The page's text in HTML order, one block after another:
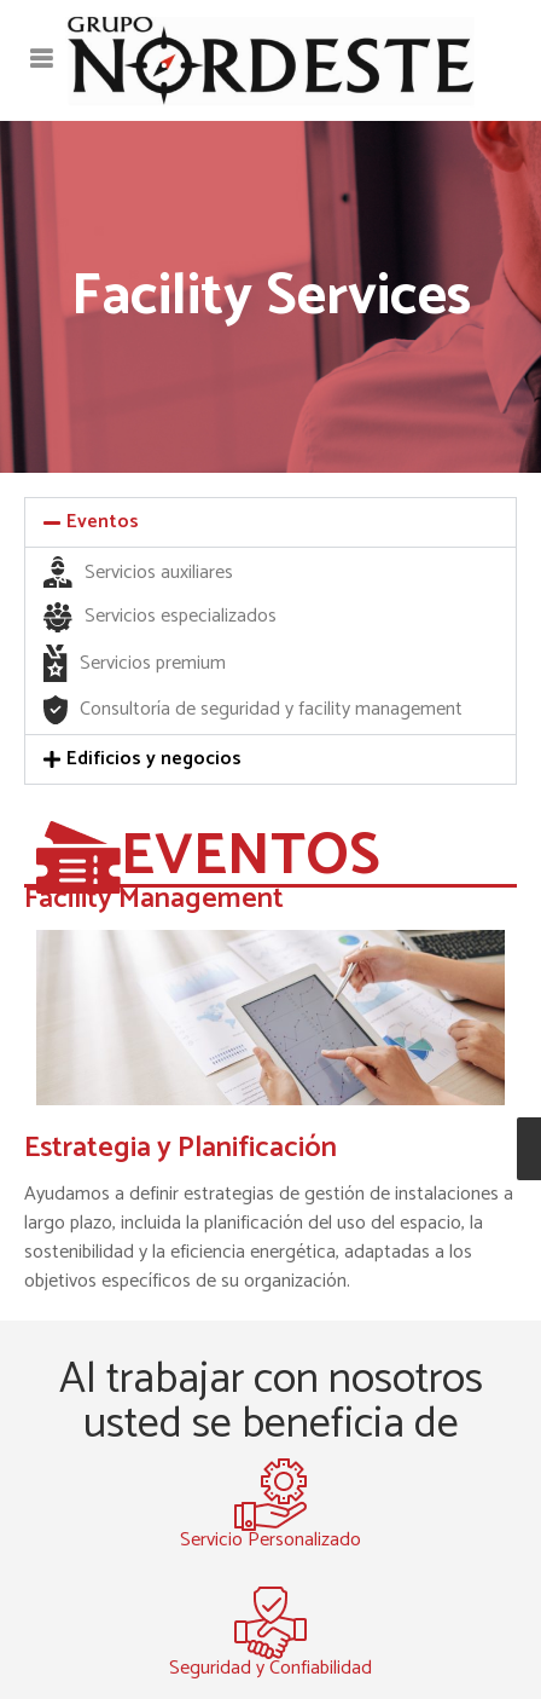
Facility Services
Eventos
Servicios auxiliares
Servicios especializados
Servicios premium
Consultoría de seguridad y facility management
Edificios y negocios
EVENTOS
Facility Management​
Estrategia y Planificación​
Ayudamos a definir estrategias de gestión de instalaciones a
largo plazo, incluida la planificación del uso del espacio, la
sostenibilidad y la eficiencia energética, adaptadas a los
objetivos específicos de su organización.
Al trabajar con nosotros
usted se beneficia de
Servicio Personalizado
Seguridad y Confiabilidad